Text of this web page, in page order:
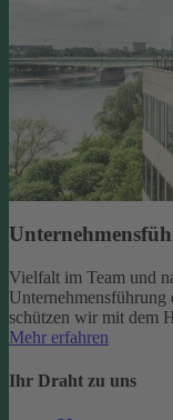
Vielfalt im Team und
schützen wir mit dem
Mehr erfahren
Ihr Draht zu uns